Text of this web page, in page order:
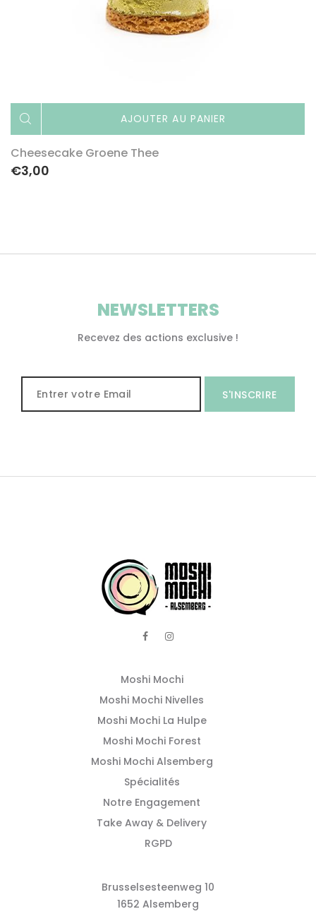
AJOUTER AU PANIER
Cheesecake Groene Thee
€3,00
NEWSLETTERS
Recevez des actions exclusive !
S'INSCRIRE
Moshi Mochi
Moshi Mochi Nivelles
Moshi Mochi La Hulpe
Moshi Mochi Forest
Moshi Mochi Alsemberg
Spécialités
Notre Engagement
Take Away & Delivery
RGPD
Brusselsesteenweg 10
1652 Alsemberg